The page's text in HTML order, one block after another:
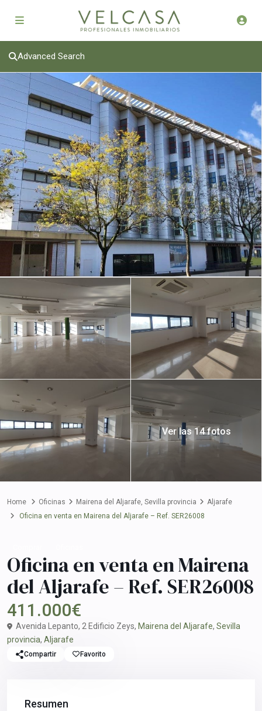
Advanced Search
Ver las 14 fotos
Home Oficinas Mairena del Aljarafe, Sevilla provincia
Aljarafe
Oficina en venta en Mairena del Aljarafe – Ref. SER26008
Oficina en venta en Mairena
del Aljarafe – Ref. SER26008
411.000€
Avenida Lepanto, 2 Edificio Zeys, Mairena del Aljarafe, Sevilla
provincia, Aljarafe
Compartir Favorito
Resumen